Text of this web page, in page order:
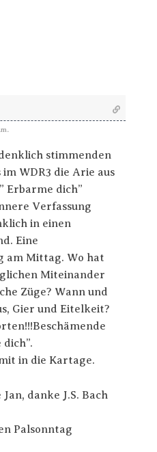
stimmenden
WDR3 die Arie aus
Erbarme dich”
Verfassung
in einen
Eine
am Mittag. Wo hat
Miteinander
Züge? Wann und
Gier und Eitelkeit?
in die Kartage.
danke J.S. Bach
Palsonntag